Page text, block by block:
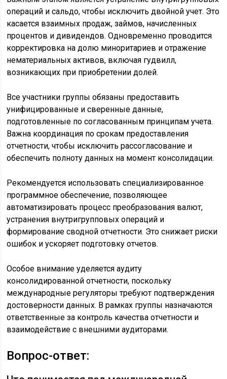
операций и сальдо, чтобы исключить двойной учет. Это
касается взаимных продаж, займов, начисленных
процентов и дивидендов. Одновременно проводится
корректировка на долю миноритариев и отражение
нематериальных активов, включая гудвилл,
возникающих при приобретении долей.
Все участники группы обязаны предоставить
унифицированные и сверенные данные,
подготовленные по согласованным принципам учета.
Важна координация по срокам предоставления
отчетности, чтобы исключить рассогласование и
обеспечить полноту данных на момент консолидации.
Рекомендуется использовать специализированное
программное обеспечение, позволяющее
автоматизировать процесс преобразования валют,
устранения внутригрупповых операций и
формирование сводной отчетности. Это снижает риски
ошибок и ускоряет подготовку отчетов.
Особое внимание уделяется аудиту
консолидированной отчетности, поскольку
международные регуляторы требуют подтверждения
достоверности данных. В рамках группы назначаются
ответственные за контроль качества отчетности и
взаимодействие с внешними аудиторами.
Вопрос-ответ: